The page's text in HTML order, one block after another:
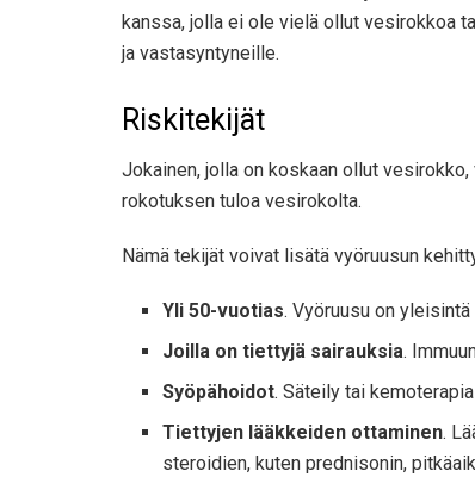
kanssa, jolla ei ole vielä ollut vesirokkoa
ja vastasyntyneille.
Riskitekijät
Jokainen, jolla on koskaan ollut
rokotuksen tuloa vesirokolta.
Nämä tekijät voivat lisätä vyöruusun
Yli 50-vuotias. Vyöruusu on
Joilla on tiettyjä sairauksia.
Syöpähoidot. Säteily tai
Tiettyjen lääkkeiden ottaminen.
steroidien, kuten prednisonin,